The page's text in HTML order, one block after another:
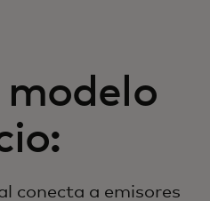
conecta a emisores